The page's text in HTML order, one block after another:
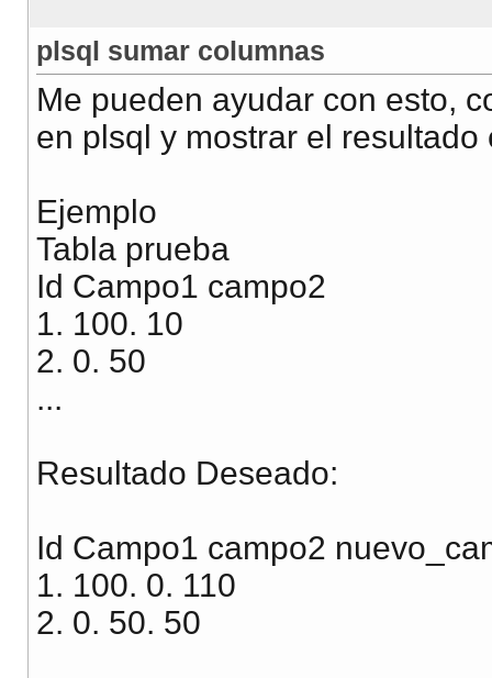
plsql sumar columnas
Me pueden ayudar con esto,
en plsql y mostrar el
Ejemplo
Tabla prueba
Id Campo1 campo2
1. 100. 10
2. 0. 50
...
Resultado Deseado:
Id Campo1 campo2
1. 100. 0. 110
2. 0. 50. 50